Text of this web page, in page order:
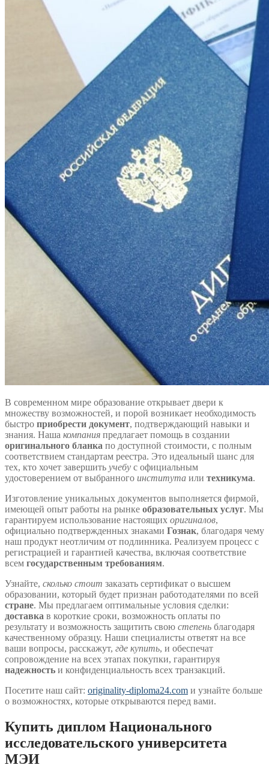
В современном мире образование открывает двери к
множеству возможностей, и порой возникает необходимость
быстро приобрести документ, подтверждающий навыки и
знания. Наша компания предлагает помощь в создании
оригинального бланка по доступной стоимости, с полным
соответствием стандартам реестра. Это идеальный шанс для
тех, кто хочет завершить учебу с официальным
удостоверением от выбранного института или техникума.
Изготовление уникальных документов выполняется фирмой,
имеющей опыт работы на рынке образовательных услуг. Мы
гарантируем использование настоящих оригиналов,
официально подтвержденных знаками Гознак, благодаря чему
наш продукт неотличим от подлинника. Реализуем процесс с
регистрацией и гарантией качества, включая соответствие
всем государственным требованиям.
Узнайте, сколько стоит заказать сертификат о высшем
образовании, который будет признан работодателями по всей
стране. Мы предлагаем оптимальные условия сделки:
доставка в короткие сроки, возможность оплаты по
результату и возможность защитить свою степень благодаря
качественному образцу. Наши специалисты ответят на все
ваши вопросы, расскажут, где купить, и обеспечат
сопровождение на всех этапах покупки, гарантируя
надежность и конфиденциальность всех транзакций.
Посетите наш сайт: originality-diploma24.com и узнайте больше
о возможностях, которые открываются перед вами.
Купить диплом Национального
исследовательского университета
МЭИ